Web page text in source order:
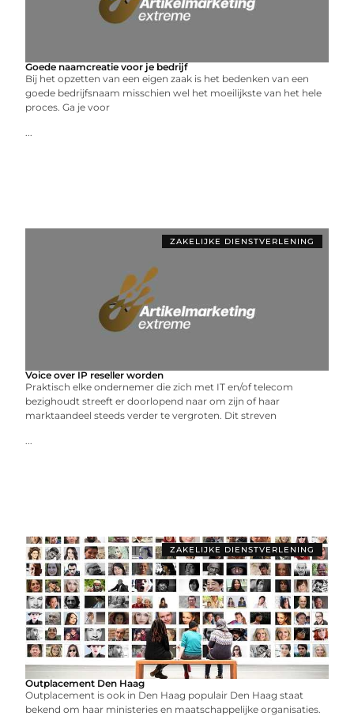
Goede naamcreatie voor je bedrijf
Bij het opzetten van een eigen zaak is het bedenken van een
goede bedrijfsnaam misschien wel het moeilijkste van het hele
proces. Ga je voor
...
ZAKELIJKE DIENSTVERLENING
Voice over IP reseller worden
Praktisch elke ondernemer die zich met IT en/of telecom
bezighoudt streeft er doorlopend naar om zijn of haar
marktaandeel steeds verder te vergroten. Dit streven
...
ZAKELIJKE DIENSTVERLENING
Outplacement Den Haag
Outplacement is ook in Den Haag populair Den Haag staat
bekend om haar ministeries en maatschappelijke organisaties.